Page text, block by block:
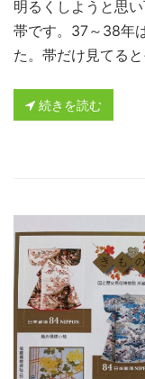
明るくしようと思
帯です。37～38年
た。帯だけ見てる
続きを読む